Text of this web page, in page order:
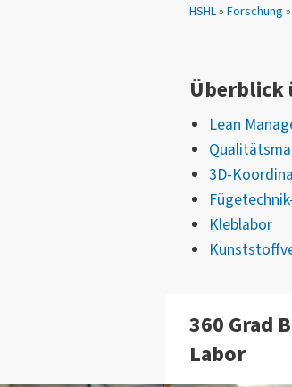
Sie sind hier:
HSHL» Forschung
Überblick
Lean
3D-
Kleblabor
360 Grad
Labor